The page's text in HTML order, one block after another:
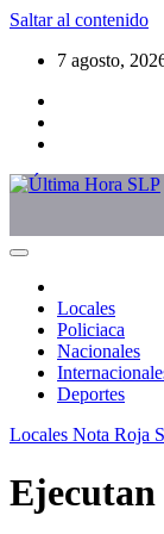
Saltar al contenido
7 agosto,
Locales
Policiaca
Nacionales
Deportes
Locales Nota Roja
Ejecutan